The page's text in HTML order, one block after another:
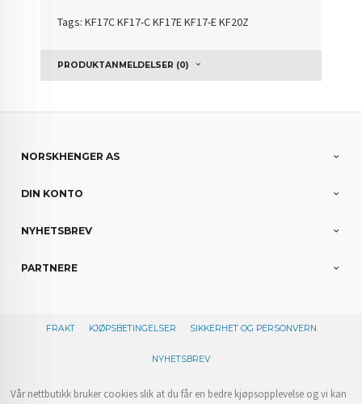
Tags: KF17C KF17-C KF17E KF17-E KF20Z
PRODUKTANMELDELSER (0)
NORSKHENGER AS
DIN KONTO
NYHETSBREV
PARTNERE
FRAKT KJØPSBETINGELSER SIKKERHET OG PERSONVERN
NYHETSBREV
Vår nettbutikk bruker cookies slik at du får en bedre kjøpsopplevelse og vi kan